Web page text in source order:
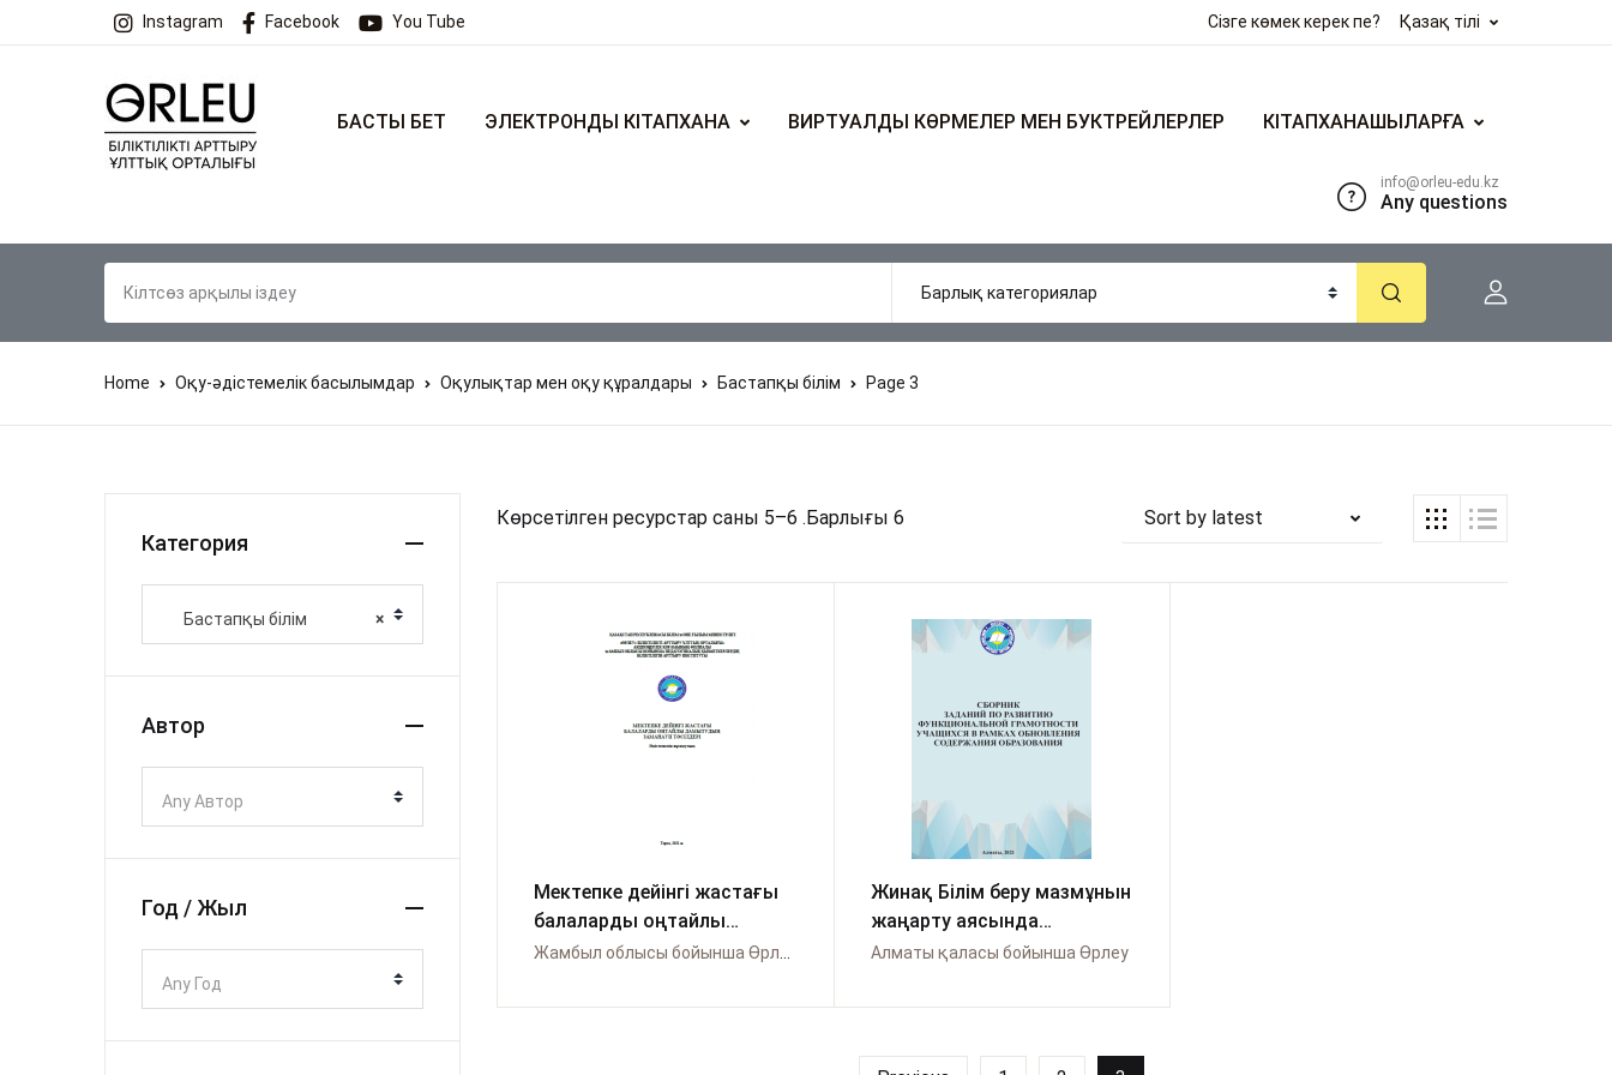
Instagram Facebook You Tube Сізге көмек керек пе? Қазақ тілі
БАСТЫ БЕТ ЭЛЕКТРОНДЫ КІТАПХАНА ВИРТУАЛДЫ КӨРМЕЛЕР МЕН БУКТРЕЙЛЕРЛЕР КІТАПХАНАШЫЛАРҒА
info@orleu-edu.kz
Any questions
Home Оқу-әдістемелік басылымдар Оқулықтар мен оқу құралдары Бастапқы білім Page 3
Көрсетілген ресурстар саны 5–6 .Барлығы 6 Sort by latest
Мектепке дейінгі жастағы
балаларды оңтайлы
дамытудың заманауи
нұсқаулық.
Жинақ Білім беру мазмұнын
жаңарту аясында
оқушылардың
сауаттылығын дамыту
Алматы қаласы бойынша Өрлеу
Категория
×
Бастапқы білім
Автор
Any Автор
Год / Жыл
Any Год